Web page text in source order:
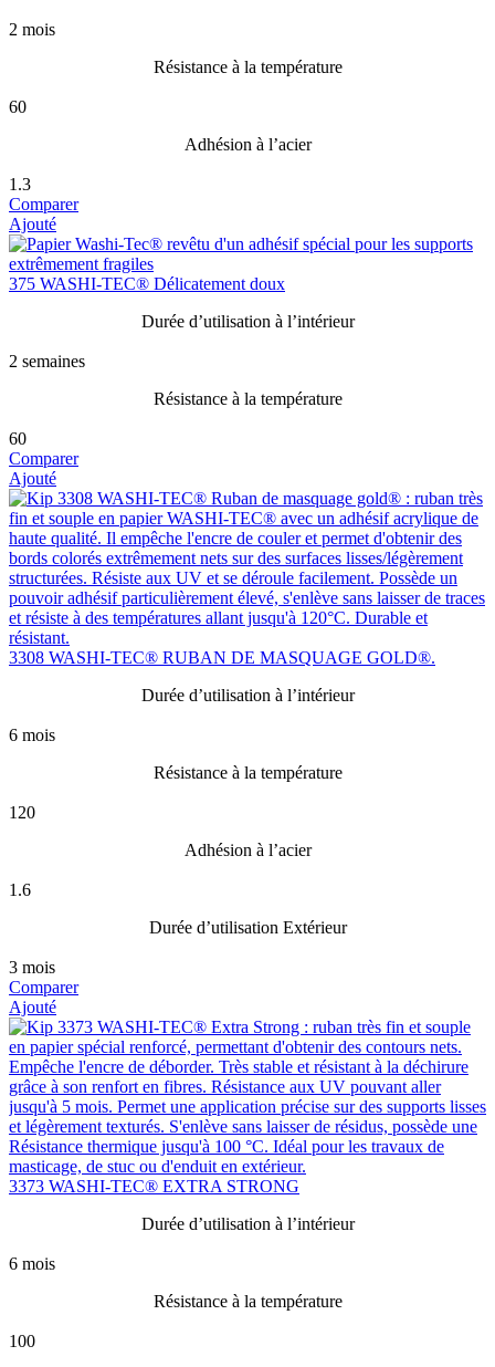
2 mois
Résistance à la température
60
Adhésion à l’acier
1.3
Comparer
Ajouté
375 WASHI-TEC® Délicatement doux
Durée d’utilisation à l’intérieur
2 semaines
Résistance à la température
60
Comparer
Ajouté
3308 WASHI-TEC® RUBAN DE MASQUAGE GOLD®.
Durée d’utilisation à l’intérieur
6 mois
Résistance à la température
120
Adhésion à l’acier
1.6
Durée d’utilisation Extérieur
3 mois
Comparer
Ajouté
3373 WASHI-TEC® EXTRA STRONG
Durée d’utilisation à l’intérieur
6 mois
Résistance à la température
100